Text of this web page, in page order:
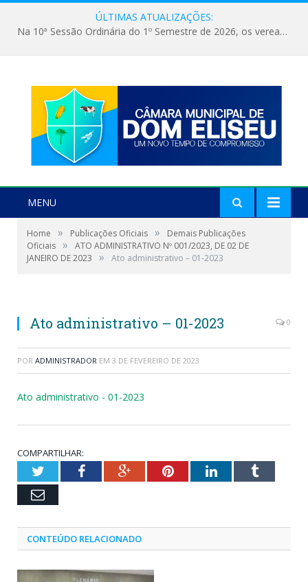
ÚLTIMAS ATUALIZAÇÕES:
Na 10ª Sessão Ordinária do 1º Semestre de 2026, os vereadores receberam a nova comandante do 51º Batalhão de Polícia Militar, a Major Alessandra Lopes Leal Bandeira. A visita institucional proporcionou a apresentação da oficial aos parlamentares e reforçou o compromisso de cooperação entre a Polícia Militar e o Poder Legislativo em prol da segurança da população.
MENU
Home » Publicações Oficiais »
Demais Publicações
Oficiais »
ATO ADMINISTRATIVO Nº 001/2023, DE 02 DE
JANEIRO DE 2023
» Ato administrativo – 01-2023
Ato administrativo – 01-2023 0
POR ADMINISTRADOR EM 3 DE FEVEREIRO DE 2023
Ato administrativo - 01-2023
COMPARTILHAR:
TwitterFacebookGoogle+PinterestLinkedInTumblr
Email
CONTEÚDO RELACIONADO